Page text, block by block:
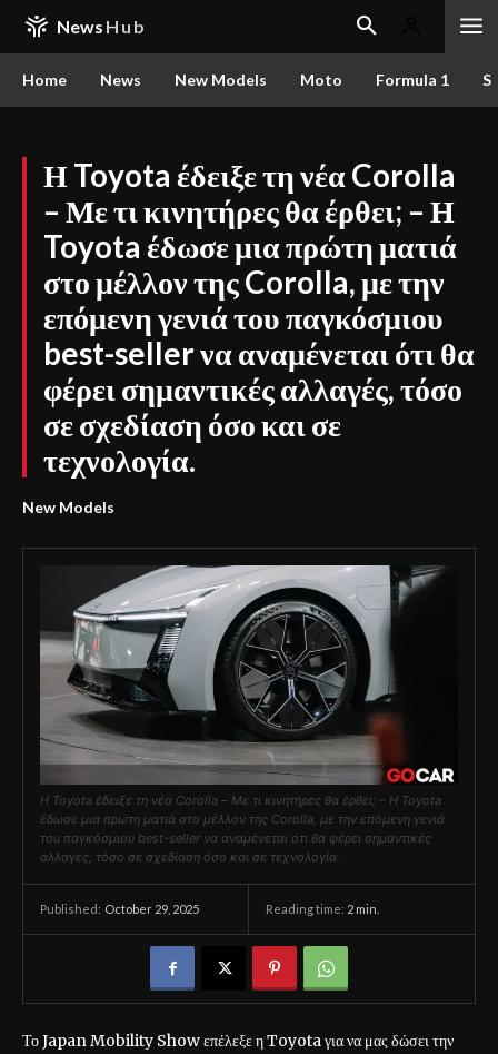
News Hub
Home News New Models Moto Formula 1
Η Toyota έδειξε τη νέα Corolla
– Με τι κινητήρες θα έρθει; – Η
Toyota έδωσε μια πρώτη ματιά
στο μέλλον της Corolla, με την
επόμενη γενιά του παγκόσμιου
best-seller να αναμένεται ότι θα
φέρει σημαντικές αλλαγές, τόσο
σε σχεδίαση όσο και σε
τεχνολογία.
New Models
Η Toyota έδειξε τη νέα Corolla – Με τι κινητήρες θα έρθει; – Η Toyota
έδωσε μια πρώτη ματιά στο μέλλον της Corolla, με την επόμενη γενιά
του παγκόσμιου best-seller να αναμένεται ότι θα φέρει σημαντικές
αλλαγές, τόσο σε σχεδίαση όσο και σε τεχνολογία.
Published: October 29, 2025 Reading time: 2 min.
Το Japan Mobility Show επέλεξε η Toyota για να μας δώσει την